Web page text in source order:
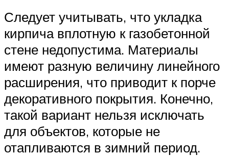
Следует учитывать, что укладка
кирпича вплотную к газобетонной
стене недопустима. Материалы
имеют разную величину линейного
расширения, что приводит к порче
декоративного покрытия. Конечно,
такой вариант нельзя исключать
для объектов, которые не
отапливаются в зимний период.